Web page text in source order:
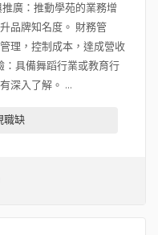
廣：推動學苑的業務增
品牌知名度。 財務管
理，控制成本，達成營收
：具備舞蹈行業或教育行
深入了解。 ...
職缺